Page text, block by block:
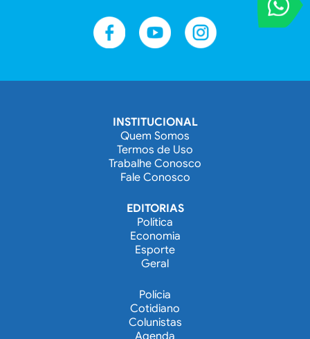
Entre em
INSTITUCIONAL
Quem Somos
Termos de Uso
Trabalhe Conosco
Fale Conosco
EDITORIAS
Política
Economia
Esporte
Geral
Polícia
Cotidiano
Colunistas
Agenda